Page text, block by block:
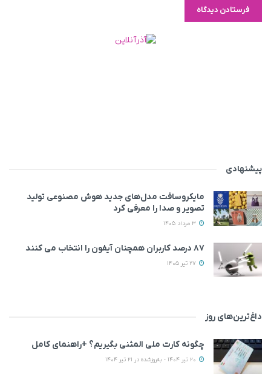
پیشنهادی
مایکروسافت مدل‌های جدید هوش مصنوعی تولید
تصویر و صدا را معرفی کرد
۸۷ درصد کاربران همچنان آیفون را انتخاب می‌ کنند
داغ‌ترین‌های روز
چگونه کارت ملی المثنی بگیریم؟ +راهنمای کامل